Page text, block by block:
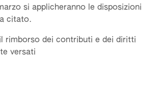
si applicheranno le disposizioni
citato.
rimborso dei contributi e dei diritti
versati